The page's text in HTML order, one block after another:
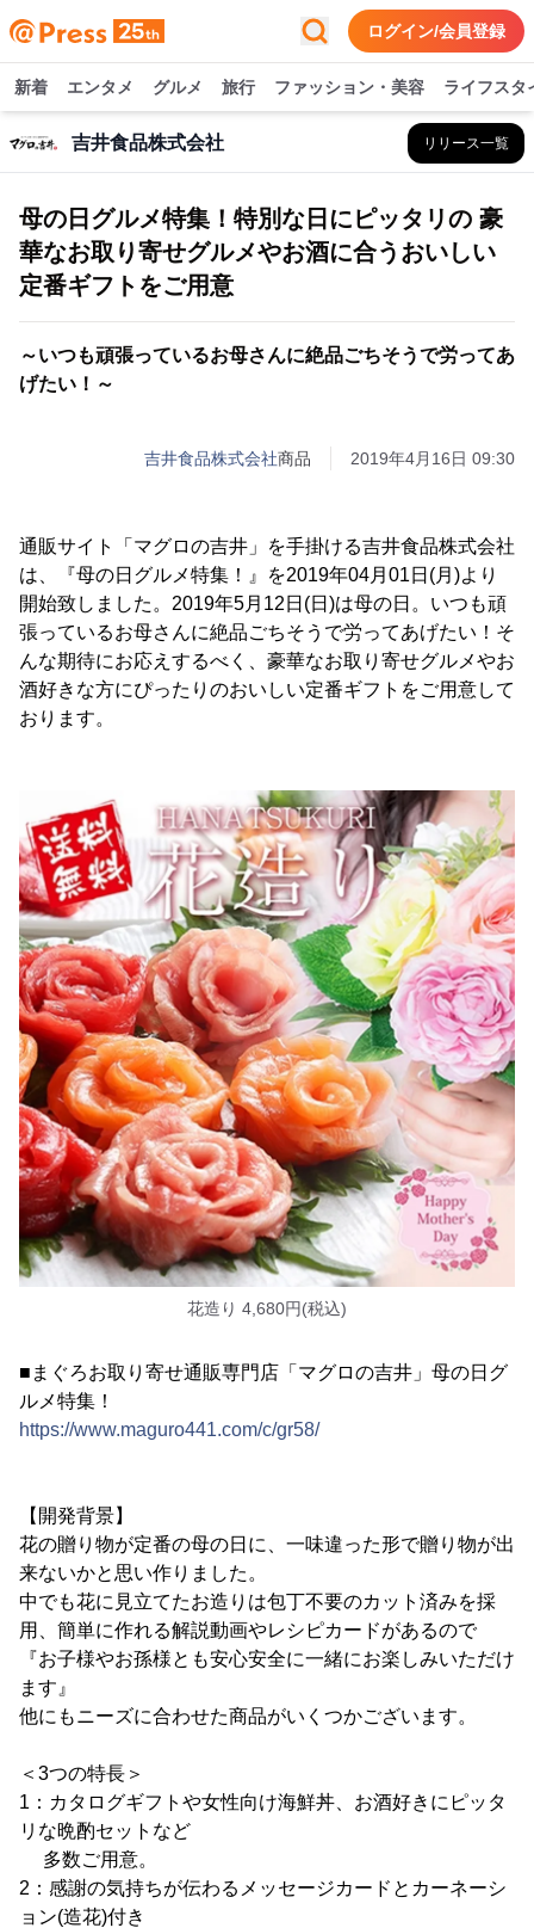
ログイン/会員登録
新着 エンタメ グルメ 旅行 ファッション・美容 ライフスタ
吉井食品株式会社 リリース一覧
母の日グルメ特集！特別な日にピッタリの 豪
華なお取り寄せグルメやお酒に合うおいしい
定番ギフトをご用意
～いつも頑張っているお母さんに絶品ごちそうで労ってあ
げたい！～
吉井食品株式会社商品 2019年4月16日 09:30
通販サイト「マグロの吉井」を手掛ける吉井食品株式会社
は、『母の日グルメ特集！』を2019年04月01日(月)より
開始致しました。2019年5月12日(日)は母の日。いつも頑
張っているお母さんに絶品ごちそうで労ってあげたい！そ
んな期待にお応えするべく、豪華なお取り寄せグルメやお
酒好きな方にぴったりのおいしい定番ギフトをご用意して
おります。
花造り 4,680円(税込)
■まぐろお取り寄せ通販専門店「マグロの吉井」母の日グ
ルメ特集！
https://www.maguro441.com/c/gr58/
【開発背景】
花の贈り物が定番の母の日に、一味違った形で贈り物が出
来ないかと思い作りました。
中でも花に見立てたお造りは包丁不要のカット済みを採
用、簡単に作れる解説動画やレシピカードがあるので
『お子様やお孫様とも安心安全に一緒にお楽しみいただけ
ます』
他にもニーズに合わせた商品がいくつかございます。
＜3つの特長＞
1：カタログギフトや女性向け海鮮丼、お酒好きにピッタ
リな晩酌セットなど
多数ご用意。
2：感謝の気持ちが伝わるメッセージカードとカーネーシ
ョン(造花)付き